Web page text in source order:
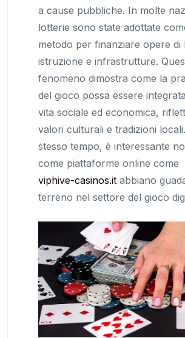
a cause pubbliche. In molte
lotterie sono state adottate
metodo per finanziare opere di
istruzione e infrastrutture.
fenomeno dimostra come la
del gioco possa essere
vita sociale ed economica,
valori culturali e tradizioni
stesso tempo, è interessante
come piattaforme online come
viphive-casinos.it abbiano
terreno nel settore del gioco